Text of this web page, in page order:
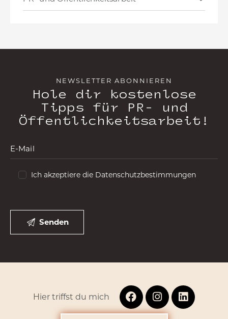
NEWSLETTER ABONNIEREN
Hole dir kostenlose
Tipps für PR- und
Öffentlichkeitsarbeit!
Ich akzeptiere die Datenschutzbestimmungen
Hier triffst du mich